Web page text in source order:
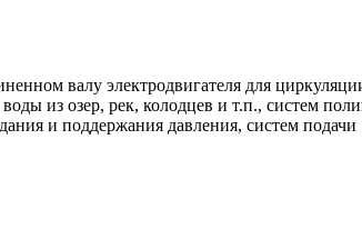
валу электродвигателя для
из озер, рек, колодцев и т.п., систем
и поддержания давления, систем подачи